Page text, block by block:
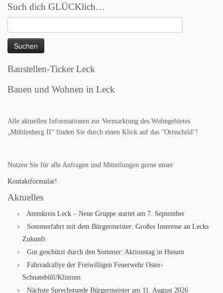
Such dich GLÜCKlich…
nach:
Baustellen-Ticker Leck
Bauen und Wohnen in Leck
Alle aktuellen Informationen zur Vermarktung des Wohngebietes
„Mühlenberg II“ finden Sie durch einen Klick auf das "Ortsschild"!
Nutzen Sie für alle Anfragen und Mitteilungen gerne unser
Kontaktformular!
Aktuelles
Atemkreis Leck – Neue Gruppe startet am 7. September
Sommerfahrt mit dem Bürgermeister: Großes Interesse an Lecks
Zukunft
Gut geschützt durch den Sommer: Aktionstag in Husum
Fahrradrallye der Freiwilligen Feuerwehr Oster-
Schnatebüll/Klintum
Nächste Sprechstunde Bürgermeister am 11. August 2026